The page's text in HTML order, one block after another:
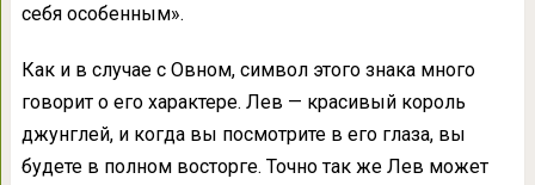
себя особенным».
Как и в случае с Овном, символ этого знака много
говорит о его характере. Лев — красивый король
джунглей, и когда вы посмотрите в его глаза, вы
будете в полном восторге. Точно так же Лев может